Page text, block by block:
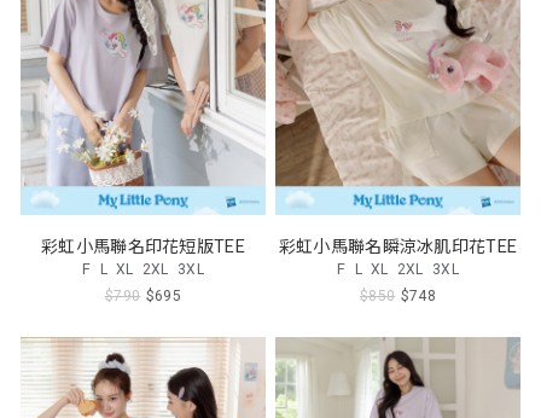
彩虹小馬聯名印花短版TEE
F L XL 2XL 3XL
$790 $695
彩虹小馬聯名瞬涼冰肌印花TEE
F L XL 2XL 3XL
$850 $748